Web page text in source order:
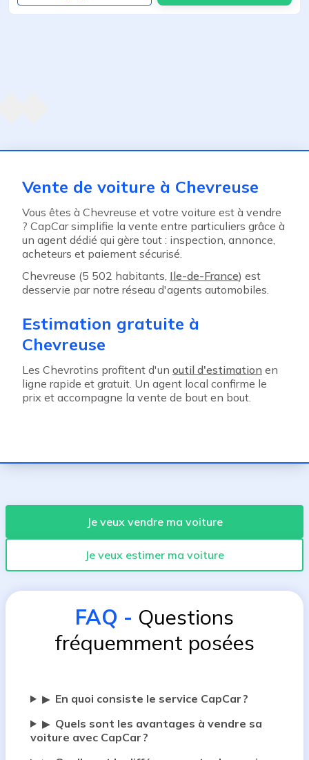
Vente de voiture à Chevreuse
Vous êtes à Chevreuse et votre voiture est à vendre
? CapCar simplifie la vente entre particuliers grâce à
un agent dédié qui gère tout : inspection, annonce,
acheteurs et paiement sécurisé.
Chevreuse (5 502 habitants, Ile-de-France) est
desservie par notre réseau d'agents automobiles.
Estimation gratuite à
Chevreuse
Les Chevrotins profitent d'un outil d'estimation en
ligne rapide et gratuit. Un agent local confirme le
prix et accompagne la vente de bout en bout.
Je veux vendre ma voiture
Je veux estimer ma voiture
FAQ - Questions
fréquemment posées
▶ En quoi consiste le service CapCar ?
▶ Quels sont les avantages à vendre sa
voiture avec CapCar ?